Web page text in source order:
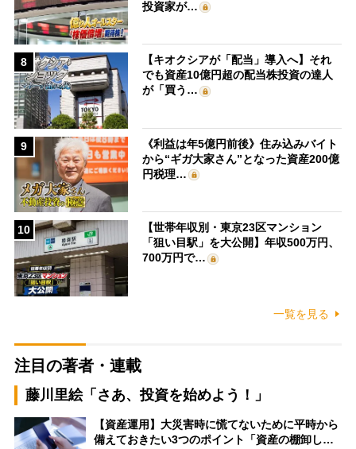
投資家が…
8
【キオクシアが「配当」導入へ】それ
でも資産10億円超の配当株投資の達人
が「買う…
9
《利益は年5億円前後》住み込みバイト
から“ギガ大家さん”となった資産200億
円税理…
10
【世帯年収別・東京23区マンション
「狙い目駅」を大公開】年収500万円、
700万円で…
一覧を見る
注目の著者・連載
藤川里絵「さあ、投資を始めよう！」
【資産運用】大災害時に慌てないために平時から
備えておきたい3つのポイント「資産の棚卸し…